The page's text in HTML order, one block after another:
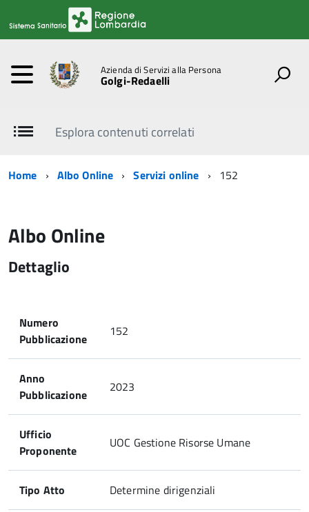
Azienda di Servizi alla Persona
Golgi-Redaelli
Esplora contenuti correlati
Home Albo Online Servizi online 152
Albo Online
Dettaglio
Numero
Pubblicazione
152
Anno
Pubblicazione
2023
Ufficio
Proponente
UOC Gestione Risorse Umane
Tipo Atto Determine dirigenziali